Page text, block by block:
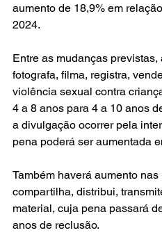
aumento de 18,9% em
2024.
Entre as mudanças
fotografa, filma, registra,
violência sexual contra
4 a 8 anos para 4 a 10 anos
a divulgação ocorrer pela
pena poderá ser aumentada
Também haverá aumento
compartilha, distribui,
material, cuja pena passará
anos de reclusão.